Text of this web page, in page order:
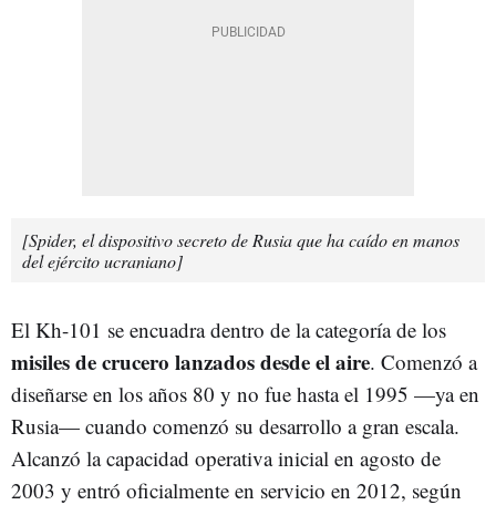
[Spider, el dispositivo secreto de Rusia que ha caído en manos
del ejército ucraniano]
El Kh-101 se encuadra dentro de la categoría de los
misiles de crucero lanzados desde el aire. Comenzó a
diseñarse en los años 80 y no fue hasta el 1995 —ya en
Rusia— cuando comenzó su desarrollo a gran escala.
Alcanzó la capacidad operativa inicial en agosto de
2003 y entró oficialmente en servicio en 2012, según